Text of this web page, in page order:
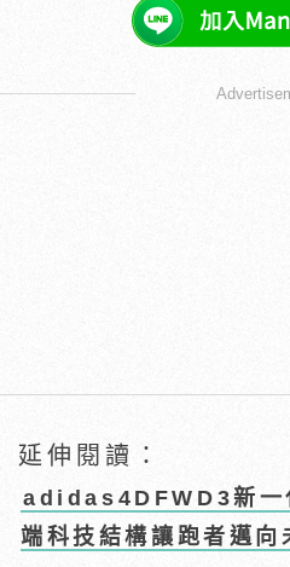
延伸閱讀：
adidas4DFWD3新一
端科技結構讓跑者邁向